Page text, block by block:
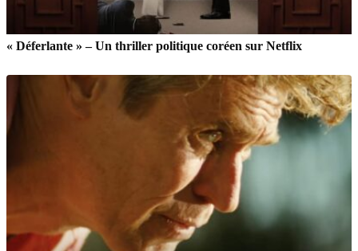
« Déferlante » – Un thriller politique coréen sur Netflix